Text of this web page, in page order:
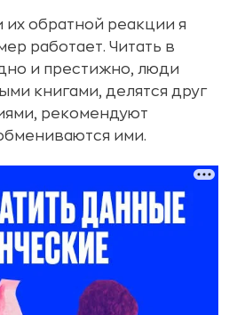
их обратной реакции я
работает. Читать в
и престижно, люди
книгами, делятся друг
рекомендуют
ими.